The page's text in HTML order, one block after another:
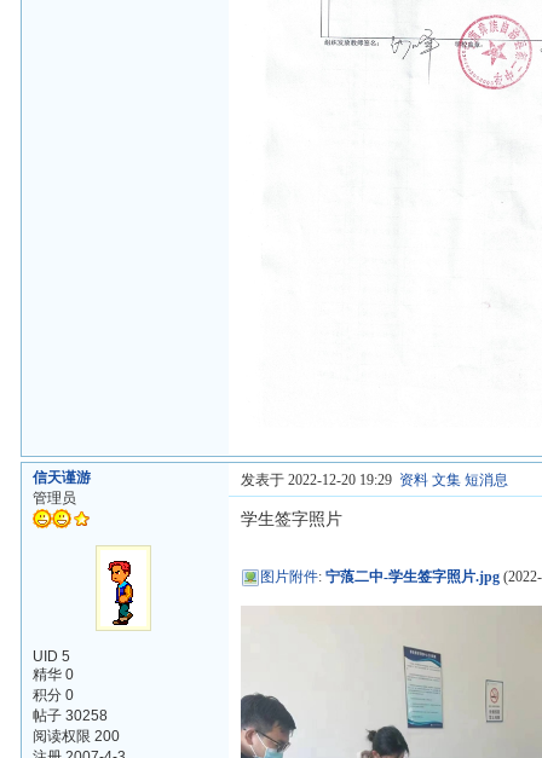
信天谨游
管理员
UID 5
精华 0
积分 0
帖子 30258
阅读权限 200
发表于 2022-12-20 19:29 资料 文集 短消息
学生签字照片
图片附件:宁蒗二中-学生签字照片.jpg